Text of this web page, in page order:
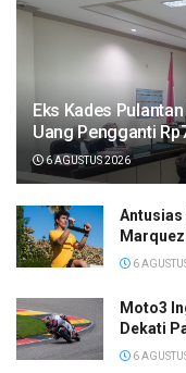
Eks Kades
Uang Pengganti
6 AGUSTUS 2026
Antusias
6
Moto3
Dekati
6